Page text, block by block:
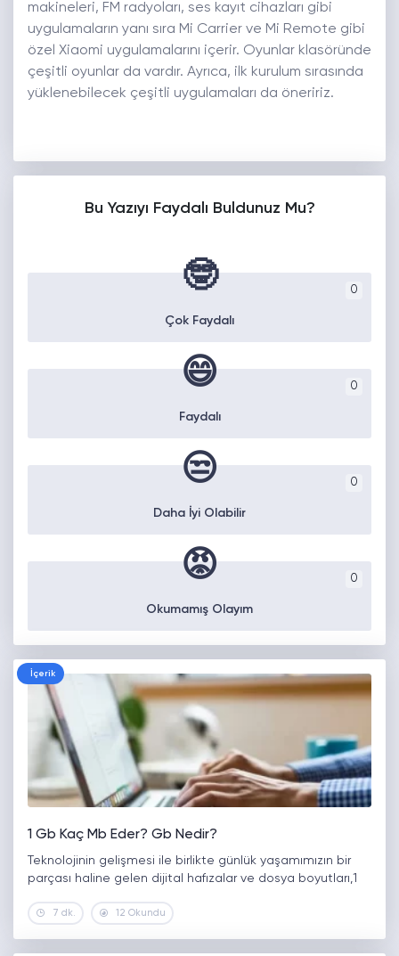
makineleri, FM radyoları, ses kayıt cihazları gibi
uygulamaların yanı sıra Mi Carrier ve Mi Remote gibi
özel Xiaomi uygulamalarını içerir. Oyunlar klasöründe
çeşitli oyunlar da vardır. Ayrıca, ilk kurulum sırasında
yüklenebilecek çeşitli uygulamaları da öneririz.
Bu Yazıyı Faydalı Buldunuz Mu?
0
🤓
Çok Faydalı
0
😄
Faydalı
0
😒
Daha İyi Olabilir
0
😡
Okumamış Olayım
İçerik
1 Gb Kaç Mb Eder? Gb Nedir?
Teknolojinin gelişmesi ile birlikte günlük yaşamımızın bir
parçası haline gelen dijital hafızalar ve dosya boyutları,1
7 dk. 12 Okundu